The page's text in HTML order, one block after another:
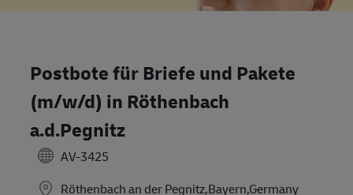
Postbote für Briefe und Pakete
(m/w/d) in Röthenbach
a.d.Pegnitz
AV-3425
Röthenbach an der Pegnitz,Bayern,Germany